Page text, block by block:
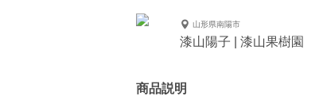
山形県南陽市
漆山陽子 | 漆山果樹園
商品説明